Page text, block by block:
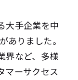
大手企業を中
ありました。
界など、多様
マーサクセス